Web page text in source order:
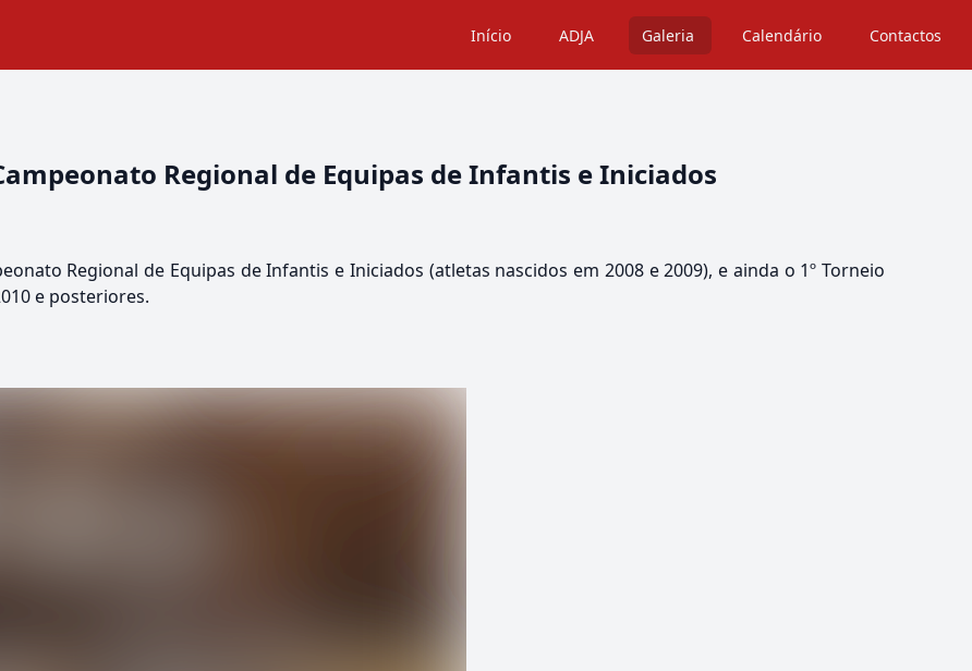
Início ADJA Galeria Calendário Contactos
Regional de Equipas de Infantis e Iniciados
Regional de Equipas de Infantis e Iniciados (atletas nascidos em 2008 e 2009), e ainda o 1º Torneio
e posteriores.